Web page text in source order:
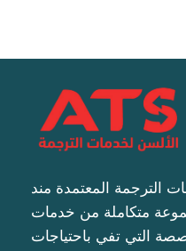
الترجمة المعتمدة مند
متكاملة من خدمات
التي تفي باحتياجات